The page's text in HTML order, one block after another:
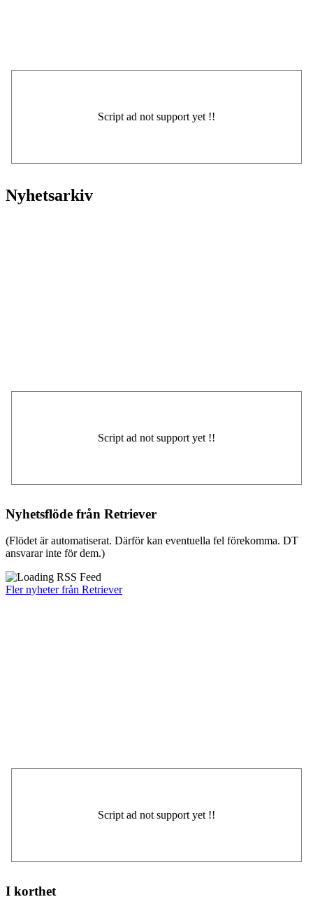
Nyhetsarkiv
Nyhetsflöde från Retriever
(Flödet är automatiserat. Därför kan eventuella fel förekomma. DT
ansvarar inte för dem.)
Fler nyheter från Retriever
I korthet